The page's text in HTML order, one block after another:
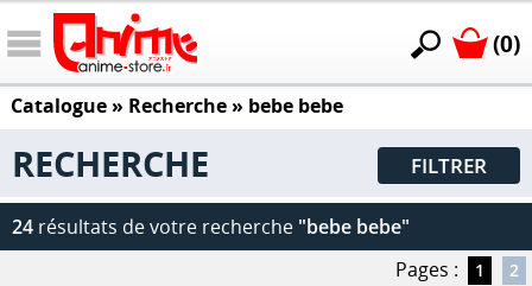
(0)
Catalogue» Recherche » bebe bebe
RECHERCHE FILTRER
24 résultats de votre recherche "bebe bebe"
Pages :
1 2